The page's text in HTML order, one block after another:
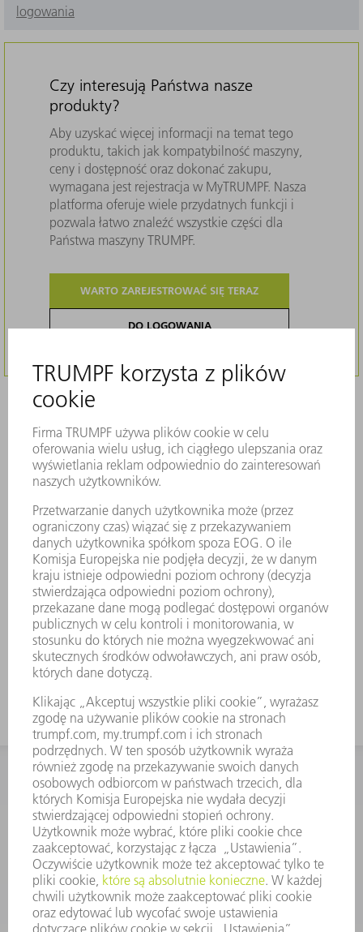
logowania
Czy interesują Państwa nasze
produkty?
Aby uzyskać więcej informacji na temat tego
produktu, takich jak kompatybilność maszyny,
ceny i dostępność oraz dokonać zakupu,
wymagana jest rejestracja w MyTRUMPF. Nasza
platforma oferuje wiele przydatnych funkcji i
pozwala łatwo znaleźć wszystkie części dla
Państwa maszyny TRUMPF.
WARTO ZAREJESTROWAĆ SIĘ TERAZ
DO LOGOWANIA
KONTAKT
Dział Części Zamiennych i Narzędzi
48225753936
8.00 - 17.00
czesci.zamienne@trumpf.com